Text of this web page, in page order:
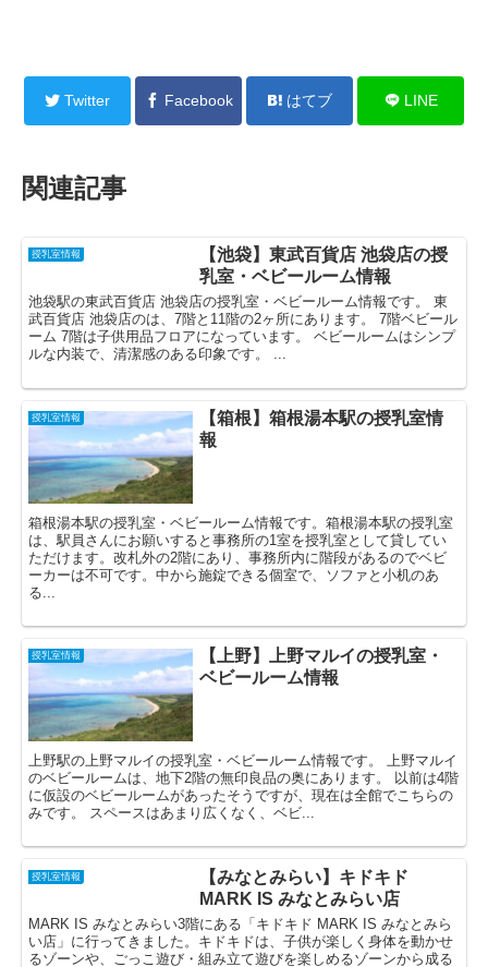
Twitter Facebook はてブ LINE
関連記事
授乳室情報
【池袋】東武百貨店 池袋店の授
乳室・ベビールーム情報
池袋駅の東武百貨店 池袋店の授乳室・ベビールーム情報です。 東
武百貨店 池袋店のは、7階と11階の2ヶ所にあります。 7階ベビール
ーム 7階は子供用品フロアになっています。 ベビールームはシンプ
ルな内装で、清潔感のある印象です。 ...
授乳室情報
【箱根】箱根湯本駅の授乳室情
報
箱根湯本駅の授乳室・ベビールーム情報です。箱根湯本駅の授乳室
は、駅員さんにお願いすると事務所の1室を授乳室として貸してい
ただけます。改札外の2階にあり、事務所内に階段があるのでベビ
ーカーは不可です。中から施錠できる個室で、ソファと小机のあ
る...
授乳室情報
【上野】上野マルイの授乳室・
ベビールーム情報
上野駅の上野マルイの授乳室・ベビールーム情報です。 上野マルイ
のベビールームは、地下2階の無印良品の奥にあります。 以前は4階
に仮設のベビールームがあったそうですが、現在は全館でこちらの
みです。 スペースはあまり広くなく、ベビ...
授乳室情報
【みなとみらい】キドキド
MARK IS みなとみらい店
MARK IS みなとみらい3階にある「キドキド MARK IS みなとみら
い店」に行ってきました。キドキドは、子供が楽しく身体を動かせ
るゾーンや、ごっこ遊び・組み立て遊びを楽しめるゾーンから成る